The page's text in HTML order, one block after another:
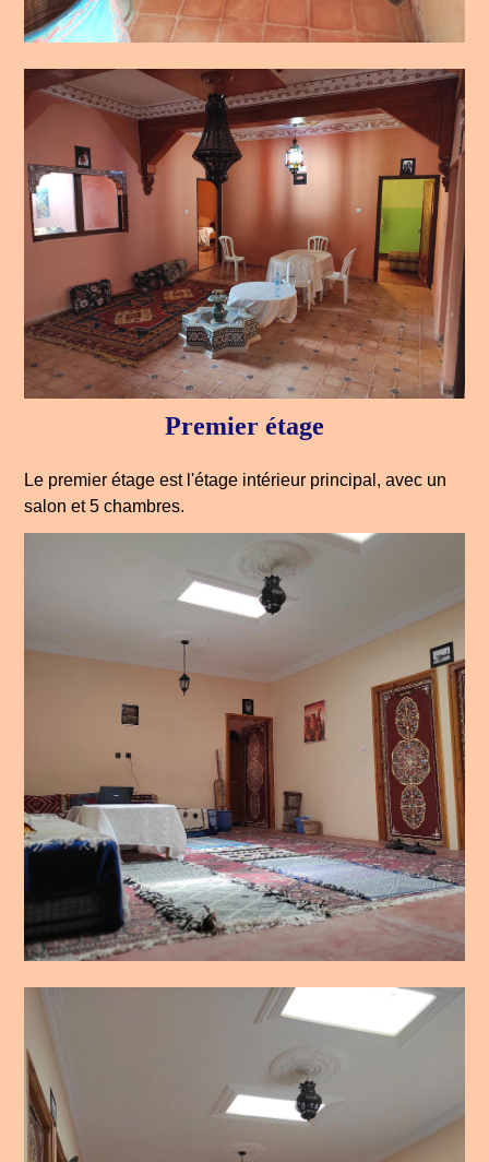
Premier étage
Le premier étage est l'étage intérieur principal, avec un
salon et 5 chambres.